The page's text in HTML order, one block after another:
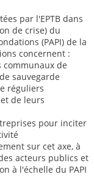
par l'EPTB dans
de crise) du
(PAPI) de la
concernent :
communaux de
sauvegarde
réguliers
de leurs
pour inciter
sur cet axe, à
acteurs publics et
à l'échelle du PAPI